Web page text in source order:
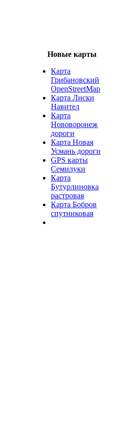
Новые карты
Карта
Грибановский
OpenStreetMap
Карта Лиски
Навител
Карта
Нововоронеж
дороги
Карта Новая
Усмань дороги
GPS карты
Семилуки
Карта
Бутурлиновка
растровая
Карта Бобров
спутниковая